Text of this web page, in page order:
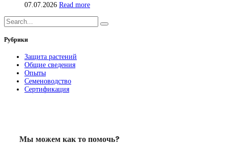
07.07.2026 Read more
Рубрики
Защита растений
Общие сведения
Опыты
Семеноводство
Сертификация
Мы можем как то помочь?